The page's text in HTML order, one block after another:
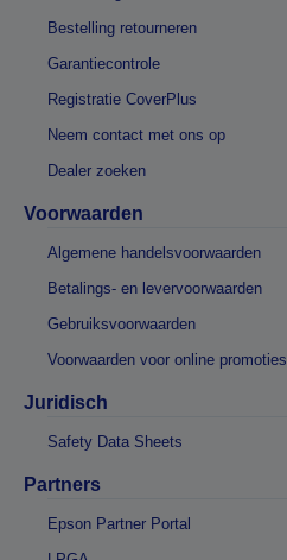
Bestelling retourneren
Garantiecontrole
Registratie CoverPlus
Neem contact met ons op
Dealer zoeken
Voorwaarden
Algemene handelsvoorwaarden
Betalings- en levervoorwaarden
Gebruiksvoorwaarden
Voorwaarden voor online promoties
Juridisch
Safety Data Sheets
Partners
Epson Partner Portal